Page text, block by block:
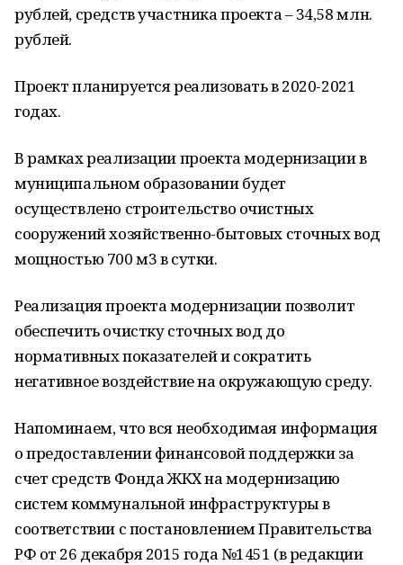
рублей, средств участника проекта – 34,58 млн.
рублей.
Проект планируется реализовать в 2020-2021
годах.
В рамках реализации проекта модернизации в
муниципальном образовании будет
осуществлено строительство очистных
сооружений хозяйственно-бытовых сточных вод
мощностью 700 м3 в сутки.
Реализация проекта модернизации позволит
обеспечить очистку сточных вод до
нормативных показателей и сократить
негативное воздействие на окружающую среду.
Напоминаем, что вся необходимая информация
о предоставлении финансовой поддержки за
счет средств Фонда ЖКХ на модернизацию
систем коммунальной инфраструктуры в
соответствии с постановлением Правительства
РФ от 26 декабря 2015 года №1451 (в редакции